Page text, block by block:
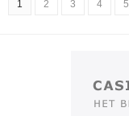
1 2 3 4 5